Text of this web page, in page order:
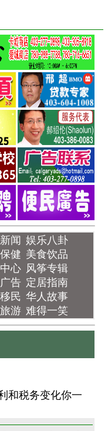
闻 娱乐八卦
健 美食饮品
心 风筝专辑
告 定居指南
民 华人故事
游 难得一笑
和税务变化你一